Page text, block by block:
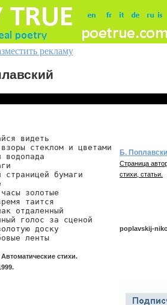
рекламу
видеть
стеклом и цветами
водопада
страницей бумаги
золотые
таится
отдаленный
голос за сценой
доску
ленты
стихи.
Б.
Страница
стихи, статьи.
poplavskij-